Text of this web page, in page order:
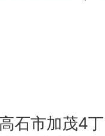
石市加茂4丁